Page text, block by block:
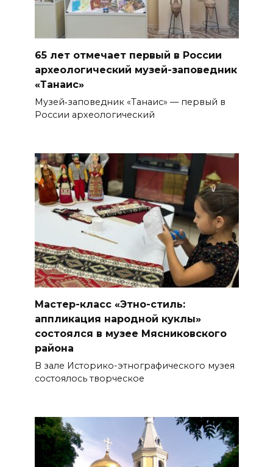
65 лет отмечает первый в России
археологический музей-заповедник
«Танаис»
Музей‑заповедник «Танаис» — первый в
России археологический
Мастер-класс «Этно-стиль:
аппликация народной куклы»
состоялся в музее Мясниковского
района
В зале Историко-этнографического музея
состоялось творческое